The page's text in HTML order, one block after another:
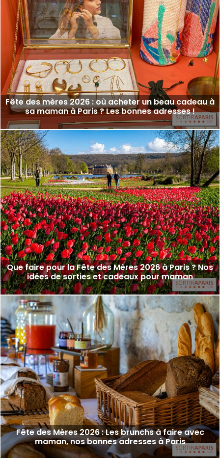
Fête des mères 2026 : où acheter un beau cadeau à
sa maman à Paris ? Les bonnes adresses !
Que faire pour la Fête des Mères 2026 à Paris ? Nos
idées de sorties et cadeaux pour maman
Fête des Mères 2026 : Les brunchs à faire avec
maman, nos bonnes adresses à Paris